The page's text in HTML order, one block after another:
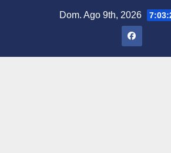
Dom. Ago 9th, 2026